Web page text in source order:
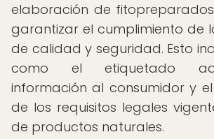
elaboración de
garantizar el cumplimiento de
de calidad y seguridad. Esto
como el etiquetado
información al consumidor y
de los requisitos legales
de productos naturales.